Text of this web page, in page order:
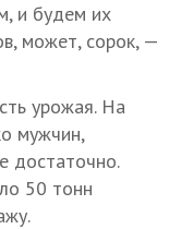
и будем их
может, сорок, —
урожая. На
мужчин,
достаточно.
50 тонн